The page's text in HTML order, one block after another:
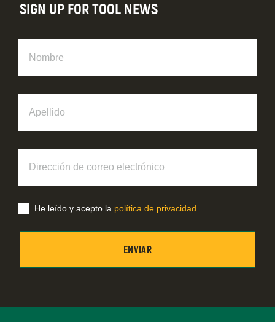
SIGN UP FOR TOOL NEWS
correo
electrónico
He leído y acepto la política de privacidad